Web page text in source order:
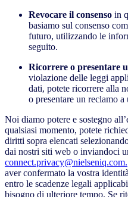
Revocare il consenso in
basiamo sul consenso
futuro, utilizzando le
seguito.
Ricorrere o presentare
violazione delle leggi
dati, potete ricorrere alla
o presentare un reclamo
Noi diamo potere e sostegno
qualsiasi momento, potete
diritti sopra elencati
dai nostri siti web o inviandoci
connect.privacy@nielseniq.com.
aver confermato la vostra
entro le scadenze legali
bisogno di ulteriore tempo. Se